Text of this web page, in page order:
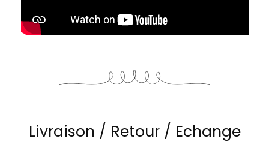
Livraison / Retour / Echange